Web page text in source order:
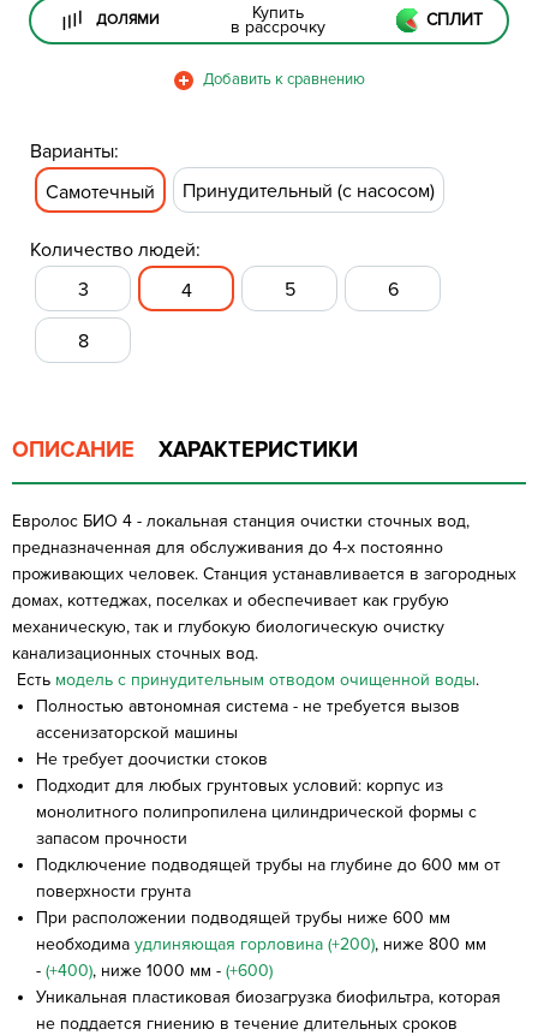
ДОЛЯМИ Купить
в рассрочку СПЛИТ
Варианты:
Самотечный
Принудительный (с насосом)
Количество людей:
3
4 5 6
8
ОПИСАНИЕ ХАРАКТЕРИСТИКИ
Евролос БИО 4 - локальная станция очистки сточных вод,
предназначенная для обслуживания до 4-х постоянно
проживающих человек. Станция устанавливается в загородных
домах, коттеджах, поселках и обеспечивает как грубую
механическую, так и глубокую биологическую очистку
канализационных сточных вод.
Есть модель с принудительным отводом очищенной воды.
Полностью автономная система - не требуется вызов
ассенизаторской машины
Не требует доочистки стоков
Подходит для любых грунтовых условий: корпус из
монолитного полипропилена цилиндрической формы с
запасом прочности
Подключение подводящей трубы на глубине до 600 мм от
поверхности грунта
При расположении подводящей трубы ниже 600 мм
необходима удлиняющая горловина (+200), ниже 800 мм
- (+400), ниже 1000 мм - (+600)
Уникальная пластиковая биозагрузка биофильтра, которая
не поддается гниению в течение длительных сроков